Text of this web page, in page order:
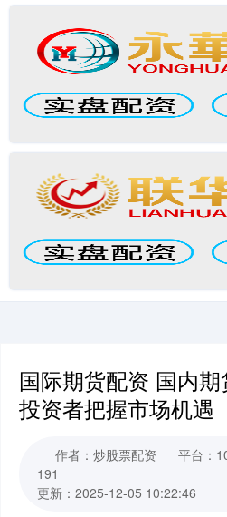
国际期货配资 国内
投资者把握市场机遇
作者：炒股票配资 平台：
191
更新：2025-12-05 10:22:46